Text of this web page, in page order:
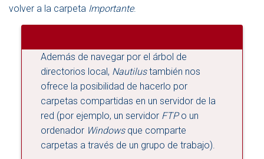
volver a la carpeta Importante.
Además de navegar por el árbol de
directorios local, Nautilustambién nos
ofrece la posibilidad de hacerlo por
carpetas compartidas en un servidor de la
red (por ejemplo, un servidor FTPo un
ordenador Windowsque comparte
carpetas a través de un grupo de trabajo).